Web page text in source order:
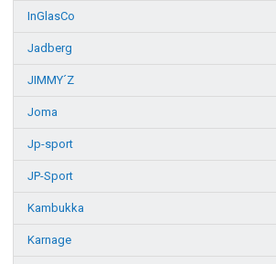
InGlasCo
Jadberg
JIMMY´Z
Joma
Jp-sport
JP-Sport
Kambukka
Karnage